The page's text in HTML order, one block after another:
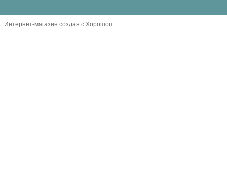
Интернет-магазин создан с Хорошоп